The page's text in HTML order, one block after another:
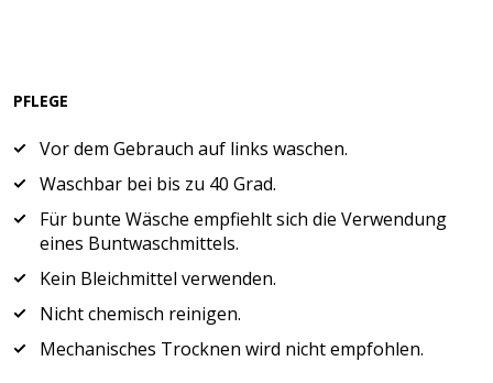
PFLEGE
Vor dem Gebrauch auf links waschen.
Waschbar bei bis zu 40 Grad.
Für bunte Wäsche empfiehlt sich die Verwendung
eines Buntwaschmittels.
Kein Bleichmittel verwenden.
Nicht chemisch reinigen.
Mechanisches Trocknen wird nicht empfohlen.